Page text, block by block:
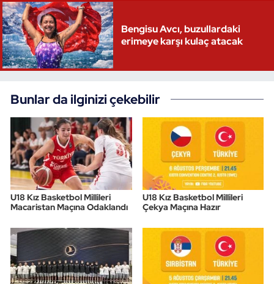
Bengisu Avcı, buzullardaki
erimeye karşı kulaç atacak
Bunlar da ilginizi çekebilir
U18 Kız Basketbol Millileri
Macaristan Maçına Odaklandı
U18 Kız Basketbol Millileri
Çekya Maçına Hazır